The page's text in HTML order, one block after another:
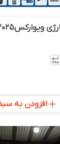
افزودن به